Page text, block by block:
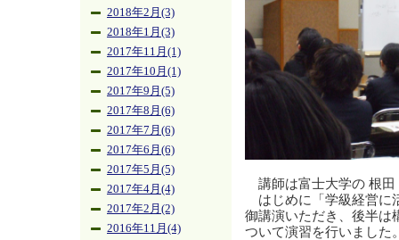
2018年2月(3)
2018年1月(3)
2017年11月(1)
2017年10月(1)
2017年9月(5)
2017年8月(6)
2017年7月(6)
2017年6月(6)
2017年5月(5)
2017年4月(4)
2017年2月(2)
2016年11月(4)
講師は富士大学の 根田
はじめに「学級経営に
御講演いただき、後半は
ついて演習を行いました